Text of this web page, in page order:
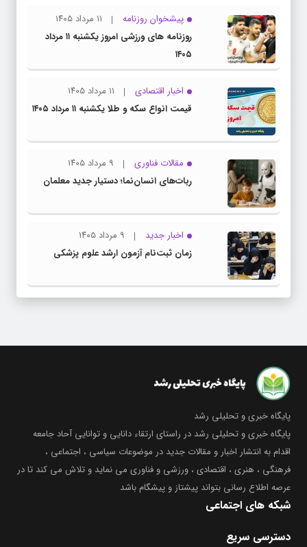
پیشخوان روزنامه
۱۱ مرداد ۱۴۰۵
روزنامه های ورزشی امروز یکشنبه ۱۱ مرداد
۱۴۰۵
اخبار اقتصادی
۱۱ مرداد ۱۴۰۵
قیمت انواع سکه و طلا یکشنبه ۱۱ مرداد ۱۴۰۵
مقالات فناوری
۹ مرداد ۱۴۰۵
ربات‌های انسان‌نما؛ دستیار جدید معلمان
اخبار جدید
۹ مرداد ۱۴۰۵
زمان ثبت‌نام آزمون ارشد علوم پزشکی
پایگاه خبری و تحلیلی رشد
پایگاه خبری و تحلیلی رشد در راستای ارتقاء دانایی و توانایی آحاد جامعه
اقدام به انتشار اخبار و مقالات جدید در موضوعات سیاسی ، اجتماعی ،
فرهنگی ، هنری ، اقتصادی ، ورزشی و فناوری می نماید و تلاش می کند تا در
عرصه اطلاع رسانی بتواند پیشتاز و پیشگام باشد
شبکه های اجتماعی
دسترسی سریع